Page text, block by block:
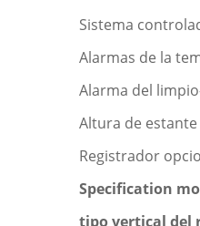
Sistema
Alarmas de la
Alarma del
Altura de
Registrador
Specification
tipo vertical del